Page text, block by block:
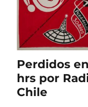
Perdidos
hrs por
Chile